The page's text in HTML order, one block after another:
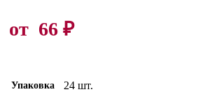
от 66 ₽
Упаковка 24 шт.